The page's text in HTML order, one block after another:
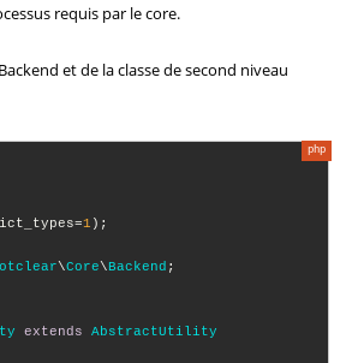
requis par le core.
et de la classe de second niveau
1 );
\Core\Backend ;
extends
AbstractUtility